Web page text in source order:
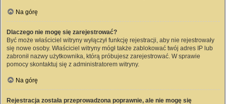
Na górę
Dlaczego nie mogę się zarejestrować?
Być może właściciel witryny wyłączył funkcję rejestracji, aby nie rejestrowały
się nowe osoby. Właściciel witryny mógł także zablokować twój adres IP lub
zabronił nazwy użytkownika, którą próbujesz zarejestrować. W sprawie
pomocy skontaktuj się z administratorem witryny.
Na górę
Rejestracja została przeprowadzona poprawnie, ale nie mogę się